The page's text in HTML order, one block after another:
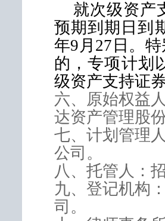
就次级资产
预期到期日到
年9 月 27 日。
的，专项计划
级资产支持证
六、原始权益
达资产管理股
七、计划管理
公司。
八、托管人：
九、登记机构
司。